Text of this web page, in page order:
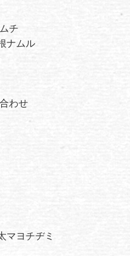
チ
ナムル
わせ
マヨチヂミ